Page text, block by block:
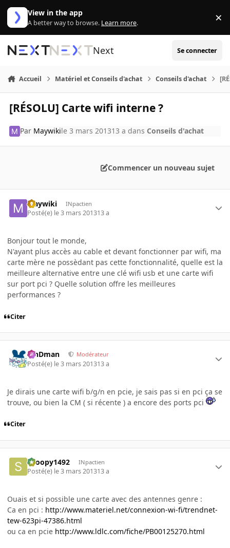
Aller au contenu
View in the app
A better way to browse. Learn more. ×
Next Se connecter
Accueil Matériel et Conseils d'achat Conseils d'achat
[RÉSOLU] Carte wifi interne ?
Par Maywikile 3 mars 201313 a dans Conseils d'achat
Commencer un nouveau sujet
Maywiki INpactien
Posté(e) le 3 mars 201313 a
Bonjour tout le monde,
N'ayant plus accès au cable et devant fonctionner par wifi, ma
carte mère ne possèdant pas cette fonctionnalité, quelle est la
meilleure alternative entre une clé wifi usb et une carte wifi
sur port pci ? Quelle solution offre les meilleures
performances ?
Citer
RinDman Modérateur
Posté(e) le 3 mars 201313 a
Je dirais une carte wifi b/g/n en pcie, je sais pas si en pci ça se
trouve, ou bien la CM ( si récente ) a encore des ports pci
Citer
snoopy1492 INpactien
Posté(e) le 3 mars 201313 a
Ouais et si possible une carte avec des antennes genre :
Ca en pci : http://www.materiel.net/connexion-wi-fi/trendnet-
tew-623pi-47386.html
ou ca en pcie http://www.ldlc.com/fiche/PB00125270.html